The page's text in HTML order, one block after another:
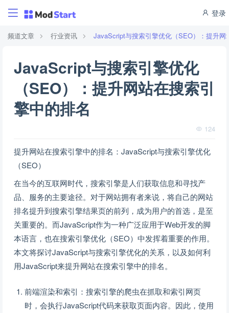
登录
频道文章 行业资讯 JavaScript与搜索引擎优化（SEO）：提升网
JavaScript与搜索引擎优化
（SEO）：提升网站在搜索引
擎中的排名
124
提升网站在搜索引擎中的排名：JavaScript与搜索引擎优化
（SEO）
在当今的互联网时代，搜索引擎是人们获取信息和寻找产
品、服务的主要途径。对于网站拥有者来说，将自己的网站
排名提升到搜索引擎结果页的前列，成为用户的首选，是至
关重要的。而JavaScript作为一种广泛应用于Web开发的脚
本语言，也在搜索引擎优化（SEO）中发挥着重要的作用。
本文将探讨JavaScript与搜索引擎优化的关系，以及如何利
用JavaScript来提升网站在搜索引擎中的排名。
前端渲染和索引：搜索引擎的爬虫在抓取和索引网页
时，会执行JavaScript代码来获取页面内容。因此，使用